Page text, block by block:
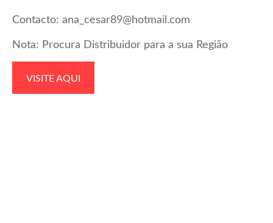
Contacto: ana_cesar89@hotmail.com
Nota: Procura Distribuidor para a sua Região
VISITE AQUI